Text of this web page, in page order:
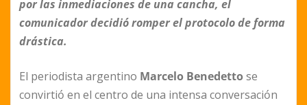
por las inmediaciones de una cancha, el
comunicador decidió romper el protocolo de forma
drástica.
El periodista argentino Marcelo Benedetto se
convirtió en el centro de una intensa conversación